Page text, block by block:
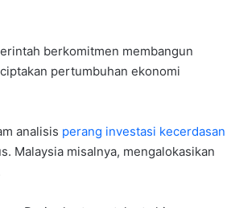
berkomitmen membangun
pertumbuhan ekonomi
analisis perang investasi kecerdasan
Malaysia misalnya, mengalokasikan